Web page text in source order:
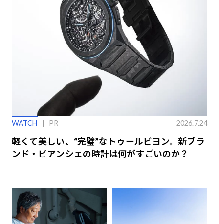
WATCH PR 2026.7.24
軽くて美しい、“完璧”なトゥールビヨン。新ブラ
ンド・ビアンシェの時計は何がすごいのか？